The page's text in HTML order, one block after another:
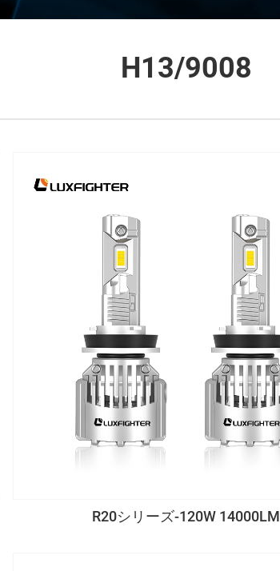
H13/9008
R20シリーズ-120W 14000LM